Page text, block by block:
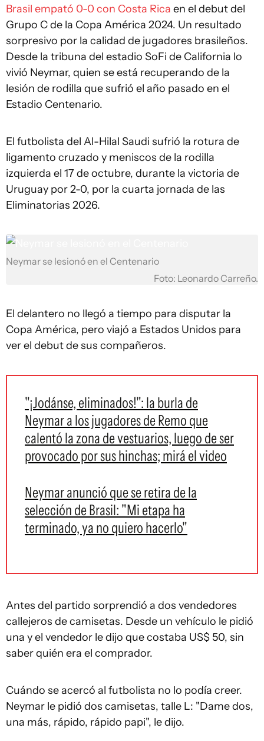
Brasil empató 0-0 con Costa Rica en el debut del
Grupo C de la Copa América 2024. Un resultado
sorpresivo por la calidad de jugadores brasileños.
Desde la tribuna del estadio SoFi de California lo
vivió Neymar, quien se está recuperando de la
lesión de rodilla que sufrió el año pasado en el
Estadio Centenario.
El futbolista del Al-Hilal Saudi sufrió la rotura de
ligamento cruzado y meniscos de la rodilla
izquierda el 17 de octubre, durante la victoria de
Uruguay por 2-0, por la cuarta jornada de las
Eliminatorias 2026.
Neymar se lesionó en el Centenario
Foto: Leonardo Carreño.
El delantero no llegó a tiempo para disputar la
Copa América, pero viajó a Estados Unidos para
ver el debut de sus compañeros.
"¡Jodánse, eliminados!": la burla de
Neymar a los jugadores de Remo que
calentó la zona de vestuarios, luego de ser
provocado por sus hinchas; mirá el video
Neymar anunció que se retira de la
selección de Brasil: "Mi etapa ha
terminado, ya no quiero hacerlo"
Antes del partido sorprendió a dos vendedores
callejeros de camisetas. Desde un vehículo le pidió
una y el vendedor le dijo que costaba US$ 50, sin
saber quién era el comprador.
Cuándo se acercó al futbolista no lo podía creer.
Neymar le pidió dos camisetas, talle L: "Dame dos,
una más, rápido, rápido papi", le dijo.